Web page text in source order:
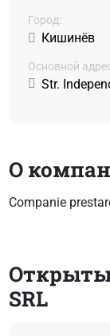
Город:
Кишинёв
Основной
Str.
О
Companie
SRL